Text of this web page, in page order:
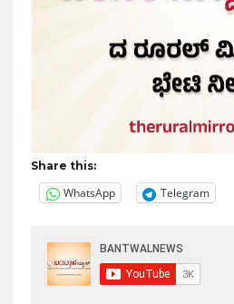
Share this:
WhatsApp Telegram